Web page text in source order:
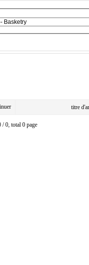
titre
/ 0, total 0 page